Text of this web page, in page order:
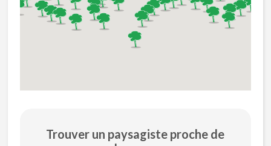
Trouver un paysagiste proche de